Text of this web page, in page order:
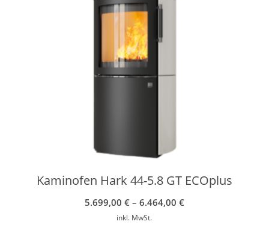
Kaminofen Hark 44-5.8 GT ECOplus
5.699,00 €– 6.464,00 €
inkl. MwSt.